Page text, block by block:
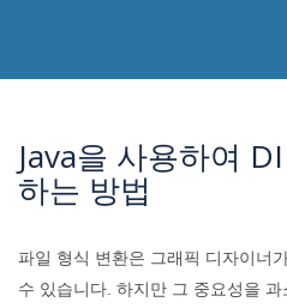
Java을 사용하여
하는 방법
파일 형식 변환은 그래픽 디자이너
수 있습니다. 하지만 그 중요성을